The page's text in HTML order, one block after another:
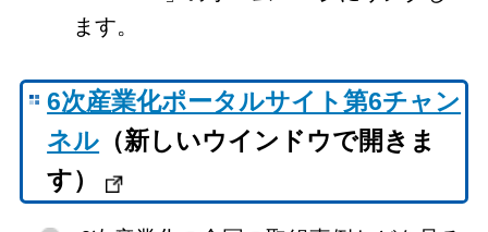
ます。
6次産業化ポータルサイト第6チャン
ネル （新しいウインドウで開きま
す）